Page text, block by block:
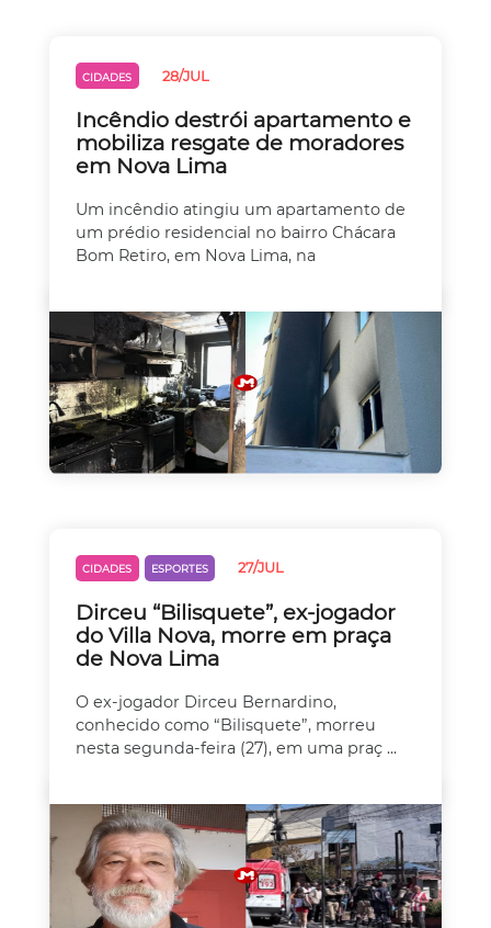
CIDADES 28/JUL
Incêndio destrói apartamento e
mobiliza resgate de moradores
em Nova Lima
Um incêndio atingiu um apartamento de
um prédio residencial no bairro Chácara
Bom Retiro, em Nova Lima, na
CIDADES ESPORTES 27/JUL
Dirceu “Bilisquete”, ex-jogador
do Villa Nova, morre em praça
de Nova Lima
O ex-jogador Dirceu Bernardino,
conhecido como “Bilisquete”, morreu
nesta segunda-feira (27), em uma praç ...